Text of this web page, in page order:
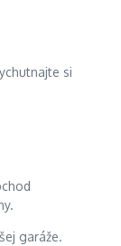
si
garáže.